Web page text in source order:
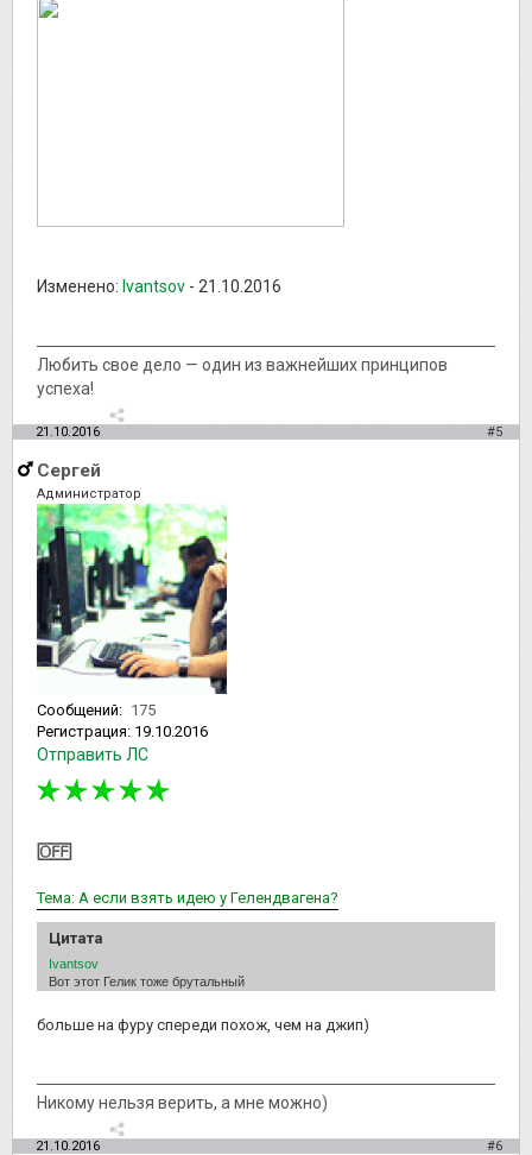
Изменено: Ivantsov - 21.10.2016
Любить свое дело — один из важнейших принципов
успеха!
21.10.2016 #5
Сергей
Администратор
Сообщений: 175
Регистрация: 19.10.2016
Отправить ЛС
Тема: А если взять идею у Гелендвагена?
Цитата
Ivantsov
Вот этот Гелик тоже брутальный
больше на фуру спереди похож, чем на джип)
Никому нельзя верить, а мне можно)
21.10.2016 #6